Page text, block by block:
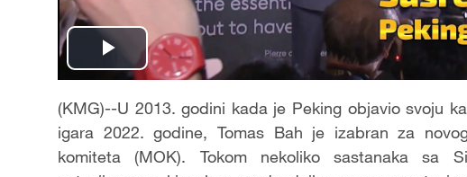
Play
Video
(KMG)--U 2013. godini kada je Peking objavio svoju
igara 2022. godine, Tomas Bah je izabran za
komiteta (MOK). Tokom nekoliko sastanaka sa